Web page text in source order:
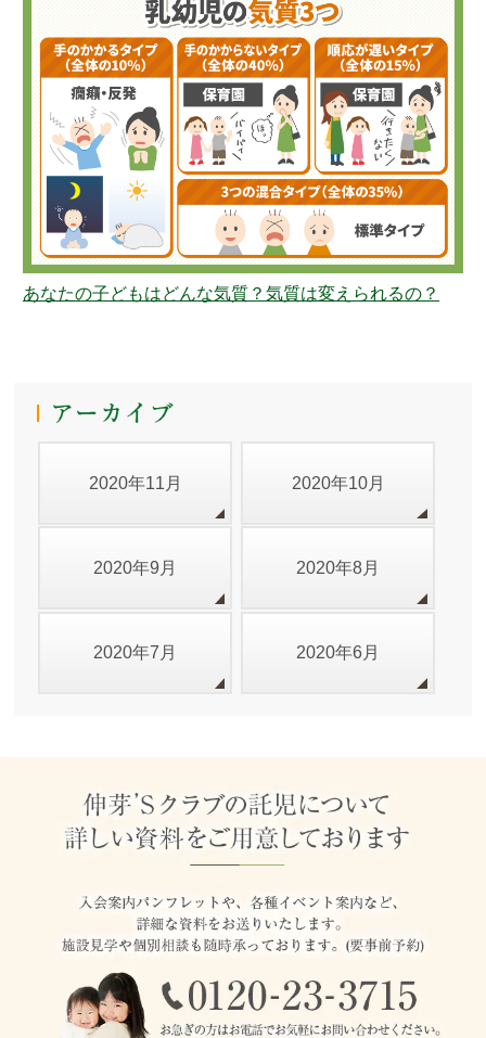
あなたの子どもはどんな気質？気質は変えられるの？
2020年11月 2020年10月
2020年9月 2020年8月
2020年7月 2020年6月